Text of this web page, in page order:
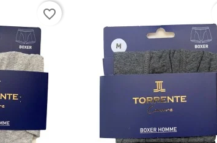
favorite_border